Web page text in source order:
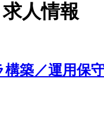
求人情報
築／運用保